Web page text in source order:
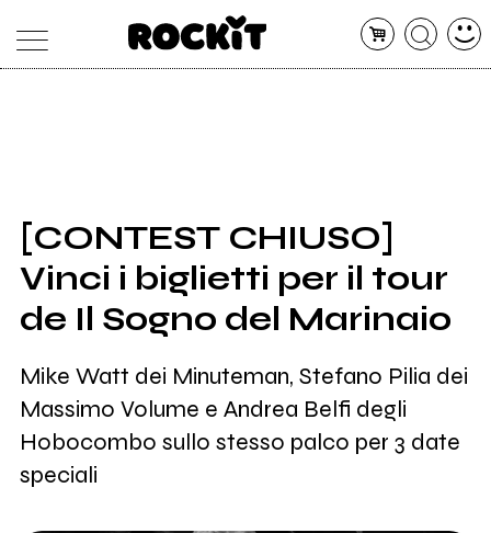
SHOP
RADIO
[CONTEST CHIUSO]
Vinci i biglietti per il tour
de Il Sogno del Marinaio
Mike Watt dei Minuteman, Stefano Pilia dei
Massimo Volume e Andrea Belfi degli
Hobocombo sullo stesso palco per 3 date
speciali